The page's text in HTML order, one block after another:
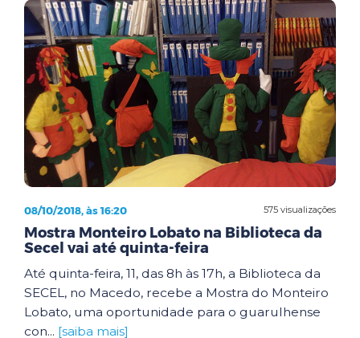
575 visualizações
08/10/2018, às 16:20
Mostra Monteiro Lobato na Biblioteca da
Secel vai até quinta-feira
Até quinta-feira, 11, das 8h às 17h, a Biblioteca da
SECEL, no Macedo, recebe a Mostra do Monteiro
Lobato, uma oportunidade para o guarulhense
con... [saiba mais]